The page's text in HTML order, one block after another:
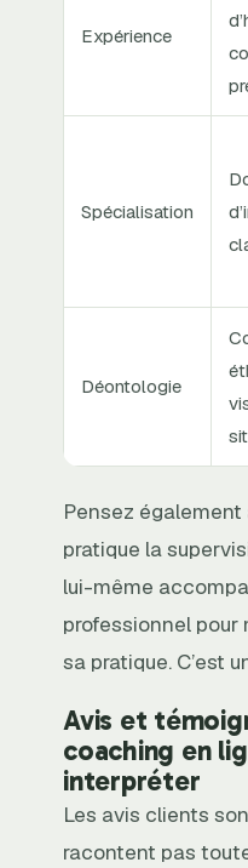
Expérience
Spécialisation
Déontologie
Pensez
pratique la
lui-même
professionnel pour
sa pratique. C’est
Avis et
coaching en
interpréter
Les avis clients
racontent pas